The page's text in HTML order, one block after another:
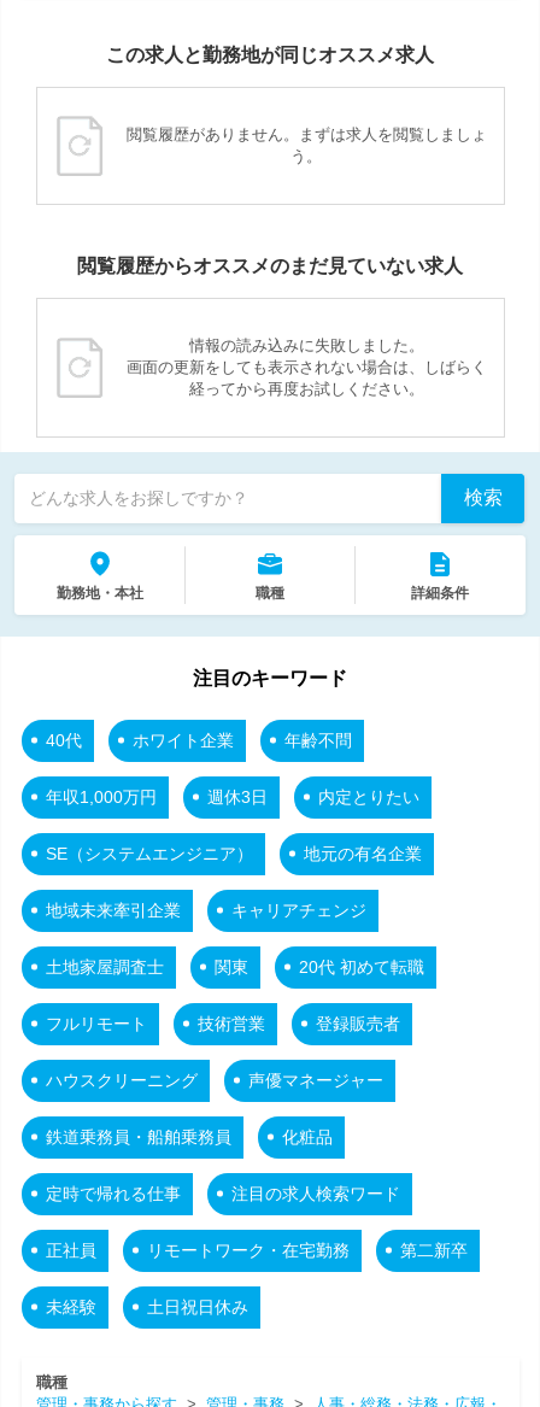
この求人と勤務地が同じオススメ求人
閲覧履歴がありません。まずは求人を閲覧しましょ
う。
閲覧履歴からオススメのまだ見ていない求人
情報の読み込みに失敗しました。
画面の更新をしても表示されない場合は、しばらく
経ってから再度お試しください。
どんな求人をお探しですか？ 検索
勤務地・本社 職種 詳細条件
注目のキーワード
40代 ホワイト企業 年齢不問
年収1,000万円 週休3日 内定とりたい
SE（システムエンジニア） 地元の有名企業
地域未来牽引企業 キャリアチェンジ
土地家屋調査士 関東 20代 初めて転職
フルリモート 技術営業 登録販売者
ハウスクリーニング 声優マネージャー
鉄道乗務員・船舶乗務員 化粧品
定時で帰れる仕事 注目の求人検索ワード
正社員 リモートワーク・在宅勤務 第二新卒
未経験 土日祝日休み
職種